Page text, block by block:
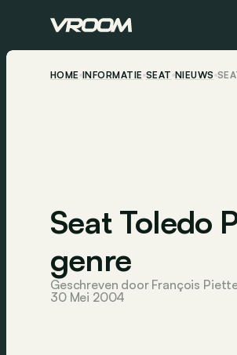
HOME INFORMATIE SEAT NIEUWS
Seat Toledo
genre
Geschreven door François
30 Mei 2004